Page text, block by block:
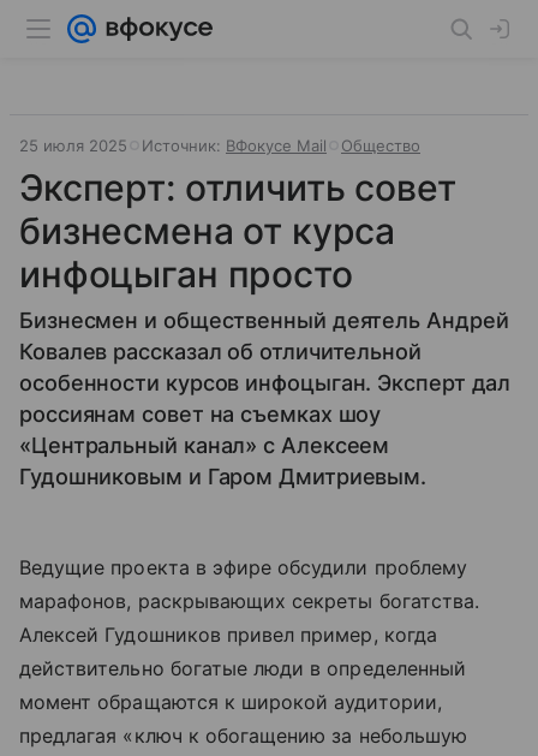
25 июля 2025 Источник: ВФокусе Mail Общество
Эксперт: отличить совет
бизнесмена от курса
инфоцыган просто
Бизнесмен и общественный деятель Андрей
Ковалев рассказал об отличительной
особенности курсов инфоцыган. Эксперт дал
россиянам совет на съемках шоу
«Центральный канал» с Алексеем
Гудошниковым и Гаром Дмитриевым.
Ведущие проекта в эфире обсудили проблему
марафонов, раскрывающих секреты богатства.
Алексей Гудошников привел пример, когда
действительно богатые люди в определенный
момент обращаются к широкой аудитории,
предлагая «ключ к обогащению за небольшую